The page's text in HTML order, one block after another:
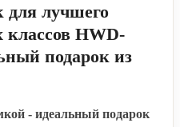
для лучшего
классов HWD-
подарок из
- идеальный подарок